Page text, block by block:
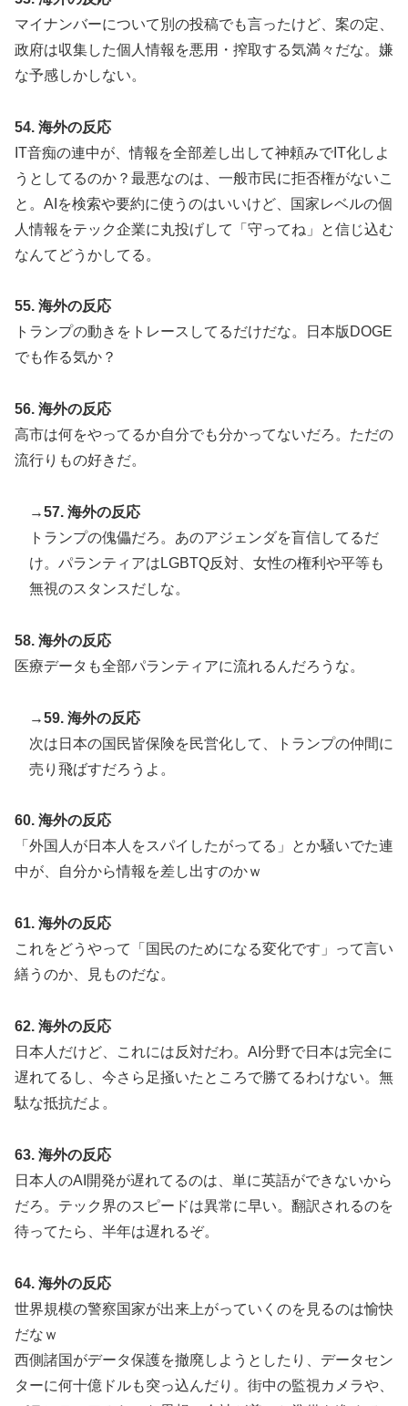
マイナンバーについて別の投稿でも言ったけど、案の定、
政府は収集した個人情報を悪用・搾取する気満々だな。嫌
な予感しかしない。
54. 海外の反応
IT音痴の連中が、情報を全部差し出して神頼みでIT化しよ
うとしてるのか？最悪なのは、一般市民に拒否権がないこ
と。AIを検索や要約に使うのはいいけど、国家レベルの個
人情報をテック企業に丸投げして「守ってね」と信じ込む
なんてどうかしてる。
55. 海外の反応
トランプの動きをトレースしてるだけだな。日本版DOGE
でも作る気か？
56. 海外の反応
高市は何をやってるか自分でも分かってないだろ。ただの
流行りもの好きだ。
→57. 海外の反応
トランプの傀儡だろ。あのアジェンダを盲信してるだ
け。パランティアはLGBTQ反対、女性の権利や平等も
無視のスタンスだしな。
58. 海外の反応
医療データも全部パランティアに流れるんだろうな。
→59. 海外の反応
次は日本の国民皆保険を民営化して、トランプの仲間に
売り飛ばすだろうよ。
60. 海外の反応
「外国人が日本人をスパイしたがってる」とか騒いでた連
中が、自分から情報を差し出すのかｗ
61. 海外の反応
これをどうやって「国民のためになる変化です」って言い
繕うのか、見ものだな。
62. 海外の反応
日本人だけど、これには反対だわ。AI分野で日本は完全に
遅れてるし、今さら足掻いたところで勝てるわけない。無
駄な抵抗だよ。
63. 海外の反応
日本人のAI開発が遅れてるのは、単に英語ができないから
だろ。テック界のスピードは異常に早い。翻訳されるのを
待ってたら、半年は遅れるぞ。
64. 海外の反応
世界規模の警察国家が出来上がっていくのを見るのは愉快
だなｗ
西側諸国がデータ保護を撤廃しようとしたり、データセン
ターに何十億ドルも突っ込んだり。街中の監視カメラや、